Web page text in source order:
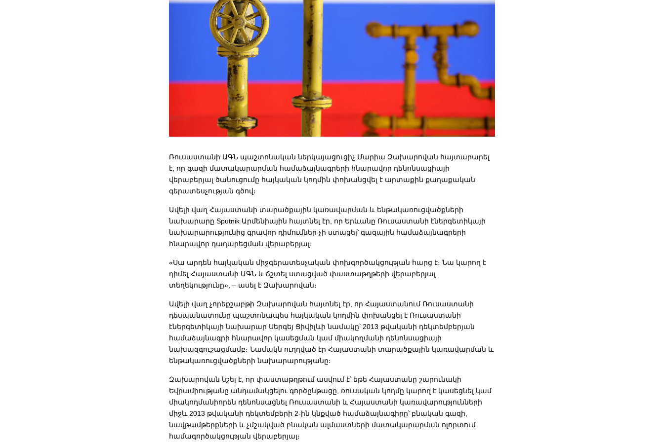
Ռուսաստանի ԱԳՆ պաշտոնական ներկայացուցիչ Մարիա Զախարովան հայտարարել
է, որ գազի մատակարարման համաձայնագրերի հնարավոր դենոնսացիայի
վերաբերյալ ծանուցումը հայկական կողմին փոխանցվել է արտաքին քաղաքական
գերատեսչության գծով։
Ավելի վաղ Հայաստանի տարածքային կառավարման և ենթակառուցվածքների
նախարարը Sputnik Արմենիային հայտնել էր, որ Երևանը Ռուսաստանի էներգետիկայի
նախարարությունից գրավոր դիմումներ չի ստացել՝ գազային համաձայնագրերի
հնարավոր դադարեցման վերաբերյալ։
«Սա արդեն հայկական միջգերատեսչական փոխգործակցության հարց է։ Նա կարող է
դիմել Հայաստանի ԱԳՆ և ճշտել ստացված փաստաթղթերի վերաբերյալ
տեղեկությունը», – ասել է Զախարովան։
Ավելի վաղ չորեքշաբթի Զախարովան հայտնել էր, որ Հայաստանում Ռուսաստանի
դեսպանատունը պաշտոնապես հայկական կողմին փոխանցել է Ռուսաստանի
էներգետիկայի նախարար Սերգեյ Ցիվիլևի նամակը՝ 2013 թվականի դեկտեմբերյան
համաձայնագրի հնարավոր կասեցման կամ միակողմանի դենոնսացիայի
նախազգուշացմամբ։ Նամակն ուղղված էր Հայաստանի տարածքային կառավարման և
ենթակառուցվածքների նախարարությանը։
Զախարովան նշել է, որ փաստաթղթում ասվում է՝ եթե Հայաստանը շարունակի
Եվրամիությանը անդամակցելու գործընթացը, ռուսական կողմը կարող է կասեցնել կամ
միակողմանիորեն դենոնսացնել Ռուսաստանի և Հայաստանի կառավարությունների
միջև 2013 թվականի դեկտեմբերի 2-ին կնքված համաձայնագիրը՝ բնական գազի,
նավթամթերքների և չմշակված բնական ալմաստների մատակարարման ոլորտում
համագործակցության վերաբերյալ։